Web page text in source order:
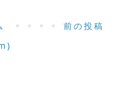
前の投稿